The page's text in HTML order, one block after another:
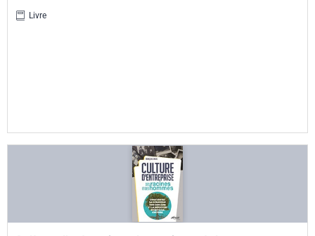
d'excellence
Livre